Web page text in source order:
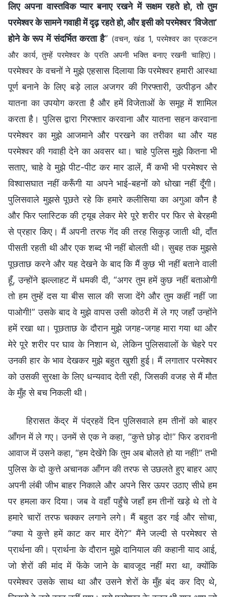
लिए अपना वास्तविक प्यार बनाए रखने में सक्षम रहते हो, तो तुम
परमेश्वर के सामने गवाही में दृढ़ रहते हो, और इसी को परमेश्वर ‘विजेता’
होने के रूप में संदर्भित करता है” (वचन, खंड 1, परमेश्वर का प्रकटन
और कार्य, तुम्हें परमेश्वर के प्रति अपनी भक्ति बनाए रखनी चाहिए) ।
परमेश्वर के वचनों ने मुझे एहसास दिलाया कि परमेश्वर हमारी आस्था
पूर्ण बनाने के लिए बड़े लाल अजगर की गिरफ्तारी, उत्पीड़न और
यातना का उपयोग करता है और हमें विजेताओं के समूह में शामिल
करता है। पुलिस द्वारा गिरफ्तार करवाना और यातना सहन करवाना
परमेश्वर का मुझे आजमाने और परखने का तरीका था और यह
परमेश्वर की गवाही देने का अवसर था। चाहे पुलिस मुझे कितना भी
सताए, चाहे वे मुझे पीट-पीट कर मार डालें, मैं कभी भी परमेश्वर से
विश्वासघात नहीं करूँगी या अपने भाई-बहनों को धोखा नहीं दूँगी।
पुलिसवाले मुझसे पूछते रहे कि हमारे कलीसिया का अगुआ कौन है
और फिर प्लास्टिक की ट्यूब लेकर मेरे पूरे शरीर पर फिर से बेरहमी
से प्रहार किए। मैं अपनी तरफ गेंद की तरह सिकुड़ जाती थी, दाँत
पीसती रहती थी और एक शब्द भी नहीं बोलती थी। सुबह तक मुझसे
पूछताछ करने और यह देखने के बाद कि मैं कुछ भी नहीं बताने वाली
हूँ, उन्होंने झल्लाहट में धमकी दी, “अगर तुम हमें कुछ नहीं बताओगी
तो हम तुम्हें दस या बीस साल की सजा देंगे और तुम कहीं नहीं जा
पाओगी!” उसके बाद वे मुझे वापस उसी कोठरी में ले गए जहाँ उन्होंने
हमें रखा था। पूछताछ के दौरान मुझे जगह-जगह मारा गया था और
मेरे पूरे शरीर पर घाव के निशान थे, लेकिन पुलिसवालों के चेहरे पर
उनकी हार के भाव देखकर मुझे बहुत खुशी हुई। मैं लगातार परमेश्वर
को उसकी सुरक्षा के लिए धन्यवाद देती रही, जिसकी वजह से मैं मौत
के मुँह से बच निकली थी।
हिरासत केंद्र में पंद्रहवें दिन पुलिसवाले हम तीनों को बाहर
आँगन में ले गए। उनमें से एक ने कहा, “कुत्ते छोड़ दो!” फिर डरावनी
आवाज में उसने कहा, “हम देखेंगे कि तुम अब बोलते हो या नहीं!” तभी
पुलिस के दो कुत्ते अचानक आँगन की तरफ से उछलते हुए बाहर आए
अपनी लंबी जीभ बाहर निकाले और अपने सिर ऊपर उठाए सीधे हम
पर हमला कर दिया। जब वे वहाँ पहुँचे जहाँ हम तीनों खड़े थे तो वे
हमारे चारों तरफ चक्कर लगाने लगे। मैं बहुत डर गई और सोचा,
“क्या ये कुत्ते हमें काट कर मार देंगे?” मैंने जल्दी से परमेश्वर से
प्रार्थना की। प्रार्थना के दौरान मुझे दानियाल की कहानी याद आई,
जो शेरों की मांद में फेंके जाने के बावजूद नहीं मरा था, क्योंकि
परमेश्वर उसके साथ था और उसने शेरों के मुँह बंद कर दिए थे,